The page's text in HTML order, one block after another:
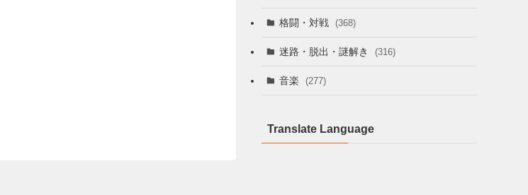
格闘・対戦 (368)
迷路・脱出・謎解き (316)
音楽 (277)
Translate Language